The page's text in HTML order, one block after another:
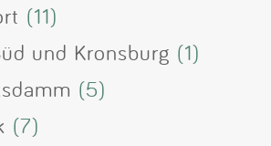
(11)
und Kronsburg (1)
(5)
(7)